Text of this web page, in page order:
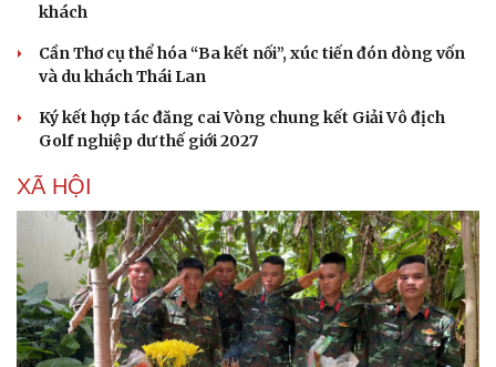
khách
Cần Thơ cụ thể hóa “Ba kết nối”, xúc tiến đón dòng vốn
và du khách Thái Lan
Ký kết hợp tác đăng cai Vòng chung kết Giải Vô địch
Golf nghiệp dư thế giới 2027
XÃ HỘI